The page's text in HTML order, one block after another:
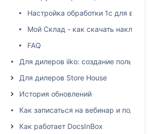
Настройка обработки 1с для
Мой Склад - как скачать
FAQ
Для дилеров iiko: создание
Для дилеров Store House
История обновлений
Как записаться на вебинар и
Как работает DocsInBox